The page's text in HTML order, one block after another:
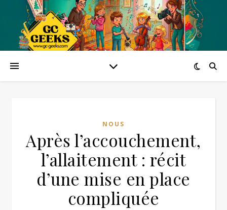
NOUS
Après l’accouchement,
l’allaitement : récit
d’une mise en place
compliquée